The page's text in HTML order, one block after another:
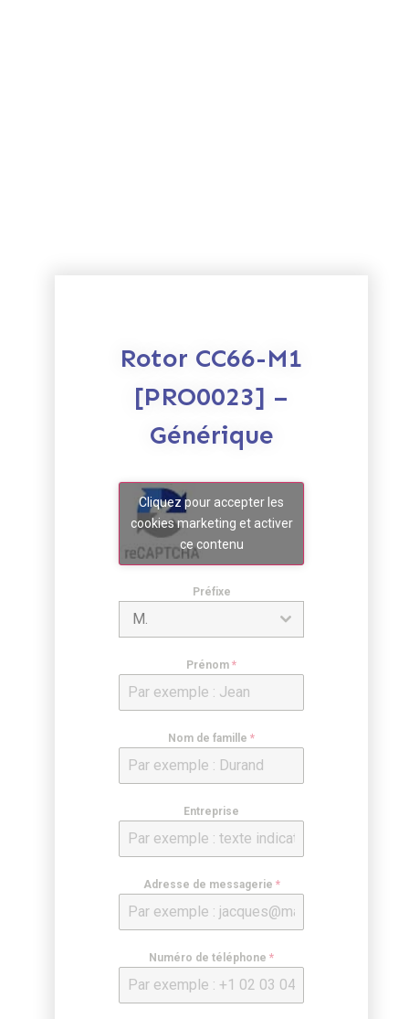
Rotor CC66-M1
[PRO0023] –
Générique
Cliquez pour accepter les
cookies marketing et activer
ce contenu
Préfixe
M.
Prénom *
Nom de famille *
Entreprise
Adresse de messagerie *
Numéro de téléphone *